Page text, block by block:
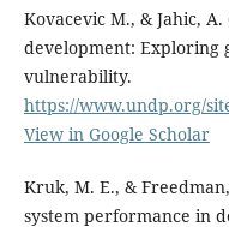
Kovacevic M., & Jahic,
development: Exploring
vulnerability.
https://www.undp.org/
View in Google Scholar
Kruk, M. E., &
system performance in